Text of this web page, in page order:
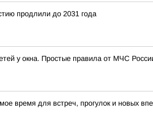
продлили до 2031 года
у окна. Простые правила от МЧС
время для встреч, прогулок и новых